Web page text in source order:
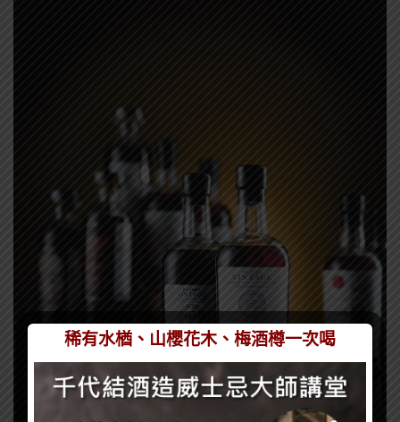
稀有水楢、山櫻花木、梅酒樽一次喝